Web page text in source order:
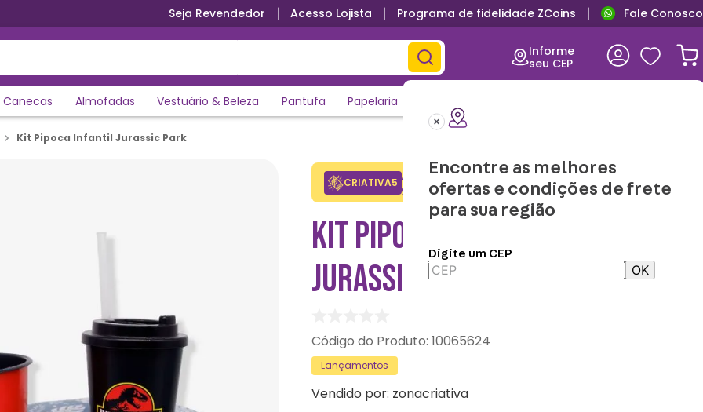
Seja Revendedor Acesso Lojista Programa de fidelidade ZCoins Fale Conosco
Informe
seu CEP
Encontre as melhores
ofertas e condições de frete
para sua região
Digite um CEP
OK
Canecas Almofadas Vestuário & Beleza Pantufa Papelaria
Kit Pipoca Infantil Jurassic Park
CRIATIVA5 Adicione o cupom no carrinho e
ganhe desconto na 1a compra.
Copiar
KIT PIPOCA INFANTIL
JURASSIC PARK
:10065624
Lançamentos
Vendido por: zonacriativa